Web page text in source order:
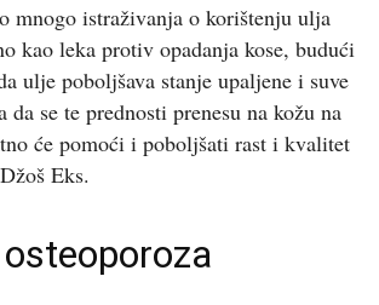
mnogo istraživanja o korištenju ulja
kao leka protiv opadanja kose, budući
ulje poboljšava stanje upaljene i suve
da se te prednosti prenesu na kožu na
će pomoći i poboljšati rast i kvalitet
Eks.